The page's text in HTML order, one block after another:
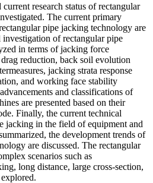
research status of rectangular
The current primary
pipe jacking technology are
investigation of rectangular pipe
in terms of jacking force
reduction, back soil evolution
jacking strata response
and working face stability
and classifications of
are presented based on their
Finally, the current technical
jacking in the field of equipment and
the development trends of
are discussed. The rectangular
scenarios such as
long distance, large cross-section,